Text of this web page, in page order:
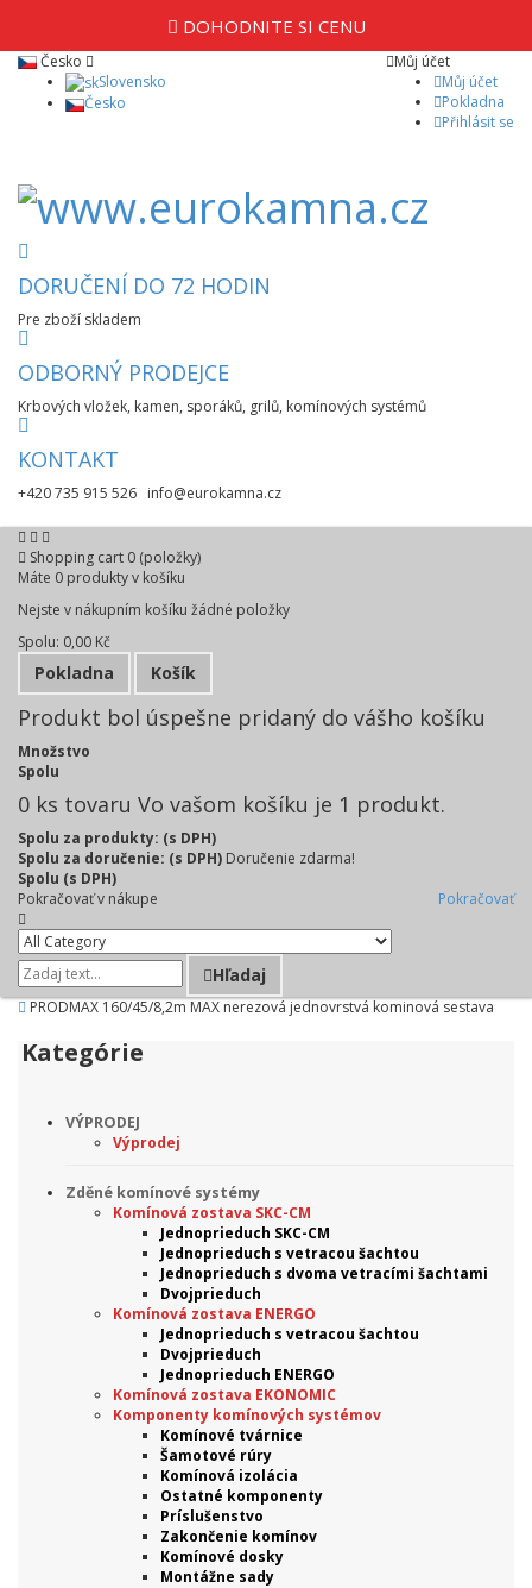
DOHODNITE SI CENU
Můj účet
Můj účet
Pokladna
Přihlásit se
Česko
Slovensko
Česko
DORUČENÍ DO 72 HODIN
Pre zboží skladem
ODBORNÝ PRODEJCE
Krbových vložek, kamen, sporáků, grilů, komínových systémů
KONTAKT
+420 735 915 526 info@eurokamna.cz
Shopping cart 0 (položky)
Máte 0 produkty v košíku
Nejste v nákupním košíku žádné položky
Spolu: 0,00 Kč
Pokladna Košík
Produkt bol úspešne pridaný do vášho košíku
Množstvo
Spolu
0 ks tovaru Vo vašom košíku je 1 produkt.
Spolu za produkty: (s DPH)
Spolu za doručenie: (s DPH) Doručenie zdarma!
Spolu (s DPH)
Pokračovať v nákupe
Pokračovať
Hľadaj
PRODMAX 160/45/8,2m MAX nerezová jednovrstvá kominová sestava
Kategórie
VÝPRODEJ
Výprodej
Zděné komínové systémy
Komínová zostava SKC-CM
Jednoprieduch SKC-CM
Jednoprieduch s vetracou šachtou
Jednoprieduch s dvoma vetracími šachtami
Dvojprieduch
Komínová zostava ENERGO
Jednoprieduch s vetracou šachtou
Dvojprieduch
Jednoprieduch ENERGO
Komínová zostava EKONOMIC
Komponenty komínových systémov
Komínové tvárnice
Šamotové rúry
Komínová izolácia
Ostatné komponenty
Príslušenstvo
Zakončenie komínov
Komínové dosky
Montážne sady